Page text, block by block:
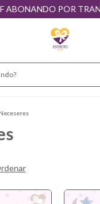
ABONANDO POR
Neceseres